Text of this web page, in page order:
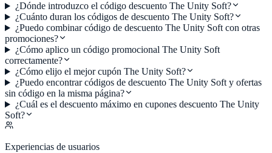
¿Dónde introduzco el código descuento The Unity Soft?
¿Cuánto duran los códigos de descuento The Unity Soft?
¿Puedo combinar código de descuento The Unity Soft con otras
promociones?
¿Cómo aplico un código promocional The Unity Soft
correctamente?
¿Cómo elijo el mejor cupón The Unity Soft?
¿Puedo encontrar códigos de descuento The Unity Soft y ofertas
sin código en la misma página?
¿Cuál es el descuento máximo en cupones descuento The Unity
Soft?
Experiencias de usuarios